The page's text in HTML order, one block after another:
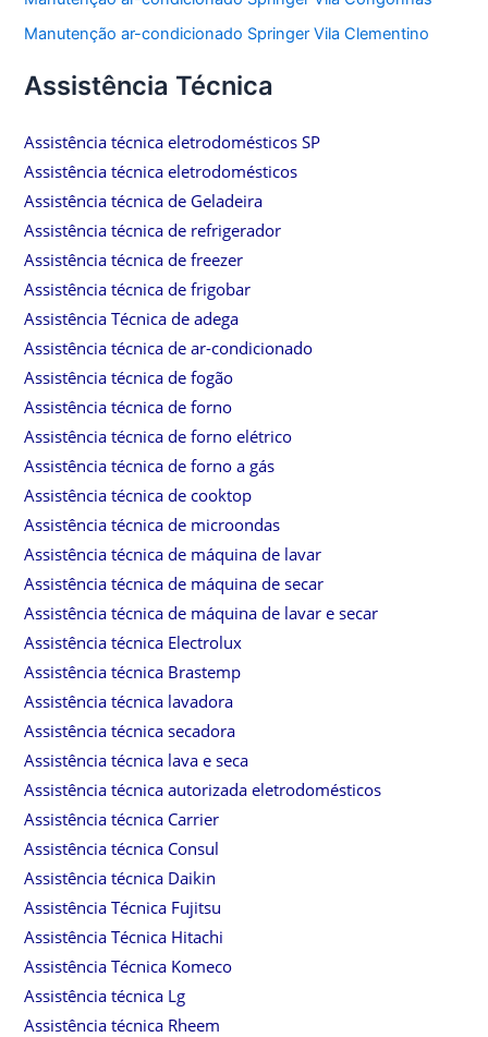
Manutenção ar-condicionado Springer Vila Clementino
Assistência Técnica
Assistência técnica eletrodomésticos SP
Assistência técnica eletrodomésticos
Assistência técnica de Geladeira
Assistência técnica de refrigerador
Assistência técnica de freezer
Assistência técnica de frigobar
Assistência Técnica de adega
Assistência técnica de ar-condicionado
Assistência técnica de fogão
Assistência técnica de forno
Assistência técnica de forno elétrico
Assistência técnica de forno a gás
Assistência técnica de cooktop
Assistência técnica de microondas
Assistência técnica de máquina de lavar
Assistência técnica de máquina de secar
Assistência técnica de máquina de lavar e secar
Assistência técnica Electrolux
Assistência técnica Brastemp
Assistência técnica lavadora
Assistência técnica secadora
Assistência técnica lava e seca
Assistência técnica autorizada eletrodomésticos
Assistência técnica Carrier
Assistência técnica Consul
Assistência técnica Daikin
Assistência Técnica Fujitsu
Assistência Técnica Hitachi
Assistência Técnica Komeco
Assistência técnica Lg
Assistência técnica Rheem